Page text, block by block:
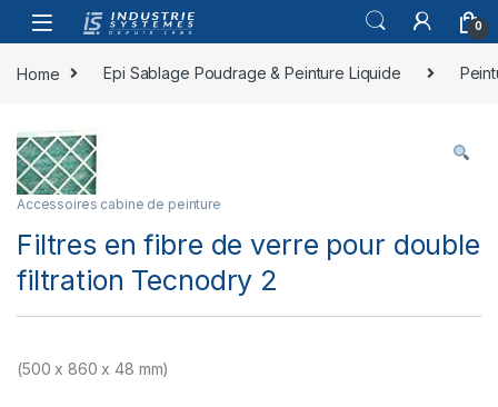
Skip to navigation
Skip to content
0
Home Epi Sablage Poudrage & Peinture Liquide
Accessoires cabine de peinture
Filtres en fibre de verre pour double
filtration Tecnodry 2
(500 x 860 x 48 mm)